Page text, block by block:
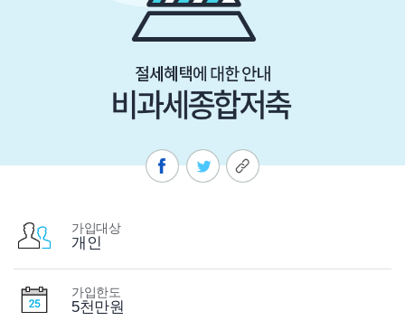
가입대상
개인
가입한도
5천만원